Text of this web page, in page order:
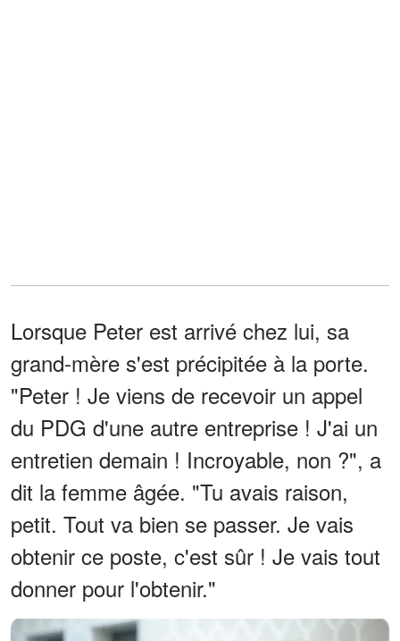
Lorsque Peter est arrivé chez lui, sa
grand-mère s'est précipitée à la porte.
"Peter ! Je viens de recevoir un appel
du PDG d'une autre entreprise ! J'ai un
entretien demain ! Incroyable, non ?", a
dit la femme âgée. "Tu avais raison,
petit. Tout va bien se passer. Je vais
obtenir ce poste, c'est sûr ! Je vais tout
donner pour l'obtenir."